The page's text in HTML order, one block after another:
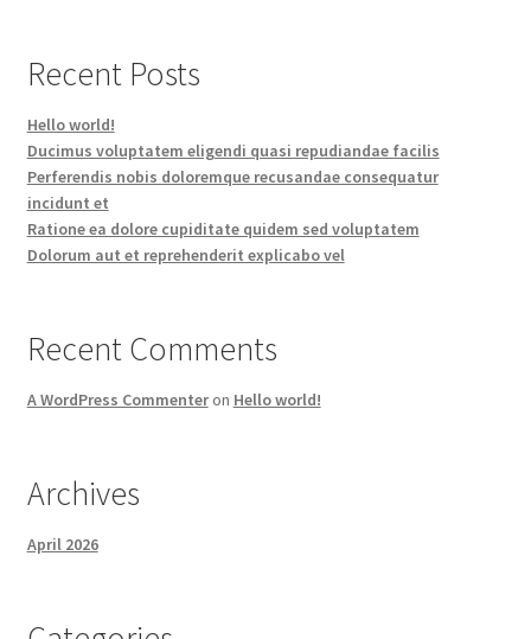
Recent Posts
Hello world!
Ducimus voluptatem eligendi quasi repudiandae facilis
Perferendis nobis doloremque recusandae consequatur
incidunt et
Ratione ea dolore cupiditate quidem sed voluptatem
Dolorum aut et reprehenderit explicabo vel
Recent Comments
A WordPress Commenteron Hello world!
Archives
April 2026